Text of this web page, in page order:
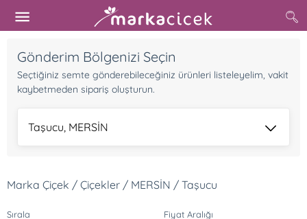
Gönderim Bölgenizi Seçin
Seçtiğiniz semte gönderebileceğiniz ürünleri listeleyelim, vakit
kaybetmeden sipariş oluşturun.
Taşucu, MERSİN
Marka Çiçek / Çiçekler / MERSİN / Taşucu
Sırala Fiyat Aralığı